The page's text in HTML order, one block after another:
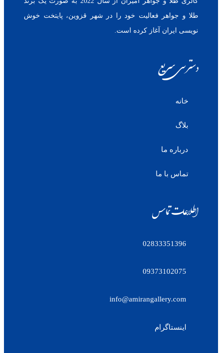
طلا و جواهر فعالیت خود را در شهر قزوین، پایتخت خوش
نویسی ایران آغاز کرده است.
دسترسی سریع
خانه
بلاگ
درباره ما
تماس با ما
اطلاعات تماس
02833351396
09373102075
info@amirangallery.com
اینستاگرام